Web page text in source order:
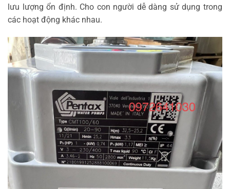
lưu lượng ổn định. Cho con người dễ dàng sử dụng trong
các hoạt động khác nhau.